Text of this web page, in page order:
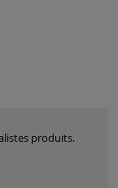
produits.